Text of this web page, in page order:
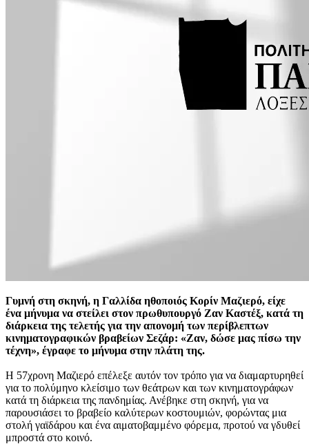
Γυμνή στη σκηνή, η Γαλλίδα ηθοποιός Κορίν Μαζιερό, είχε
ένα μήνυμα να στείλει στον πρωθυπουργό Ζαν Καστέξ, κατά τη
διάρκεια της τελετής για την απονομή των περίβλεπτων
κινηματογραφικών βραβείων Σεζάρ: «Ζαν, δώσε μας πίσω την
τέχνη», έγραφε το μήνυμα στην πλάτη της.
Η 57χρονη Μαζιερό επέλεξε αυτόν τον τρόπο για να διαμαρτυρηθεί
για το πολύμηνο κλείσιμο των θεάτρων και των κινηματογράφων
κατά τη διάρκεια της πανδημίας. Ανέβηκε στη σκηνή, για να
παρουσιάσει το βραβείο καλύτερων κοστουμιών, φορώντας μια
στολή γαϊδάρου και ένα αιματοβαμμένο φόρεμα, προτού να γδυθεί
μπροστά στο κοινό.